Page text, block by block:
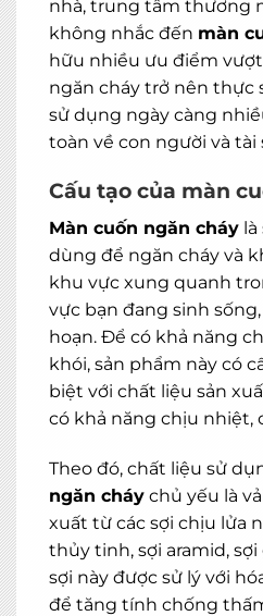
nhà, trung tâm thương
không nhắc đến màn
hữu nhiều ưu điểm
ngăn cháy trở nên thực
sử dụng ngày càng
toàn về con người và tài
Cấu tạo của màn
Màn cuốn ngăn cháy
dùng để ngăn cháy và
khu vực xung quanh
vực bạn đang sinh
hoạn. Để có khả năng
khói, sản phẩm này có
biệt với chất liệu sản
có khả năng chịu nhiệt,
Theo đó, chất liệu sử
ngăn cháy chủ yếu là
xuất từ các sợi chịu lửa
thủy tinh, sợi aramid, sợi
sợi này được sử lý với
để tăng tính chống